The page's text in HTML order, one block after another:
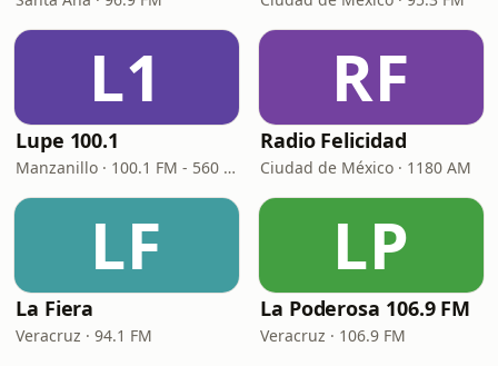
L1
Lupe 100.1
Manzanillo · 100.1 FM - 560 AM
RF
Radio Felicidad
Ciudad de México · 1180 AM
LF
La Fiera
Veracruz · 94.1 FM
LP
La Poderosa 106.9 FM
Veracruz · 106.9 FM